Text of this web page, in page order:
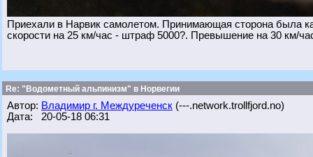
Приехали в Нарвик самолетом. Принимающая сторона была
скорости на 25 км/час - штраф 5000?. Превышение на 30 км/
Re: "Водометный альпинизм" в Норвегии
Автор: Владимир г. Междуреченск (---.network.trollfjord.no)
Дата: 20-05-18 06:31